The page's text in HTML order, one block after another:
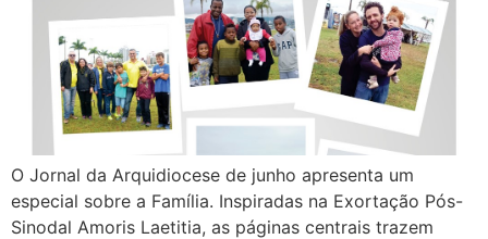
O Jornal da Arquidiocese de junho apresenta um
especial sobre a Família. Inspiradas na Exortação Pós-
Sinodal Amoris Laetitia, as páginas centrais trazem